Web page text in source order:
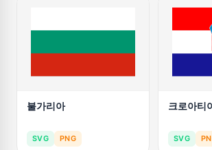
불가리아
SVG PNG
크로아티
SVG